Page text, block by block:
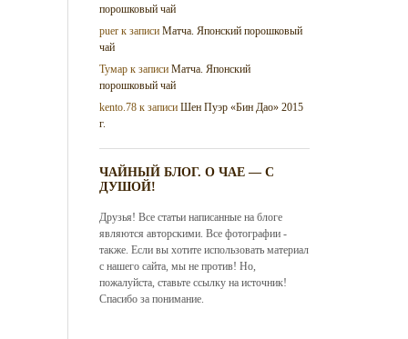
порошковый чай
puer к записиМатча. Японский порошковый
чай
Тумар к записиМатча. Японский
порошковый чай
kento.78 к записиШен Пуэр «Бин Дао» 2015
г.
ЧАЙНЫЙ БЛОГ. О ЧАЕ — С
ДУШОЙ!
Друзья! Все статьи написанные на блоге
являются авторскими. Все фотографии -
также. Если вы хотите использовать материал
с нашего сайта, мы не против! Но,
пожалуйста, ставьте ссылку на источник!
Спасибо за понимание.